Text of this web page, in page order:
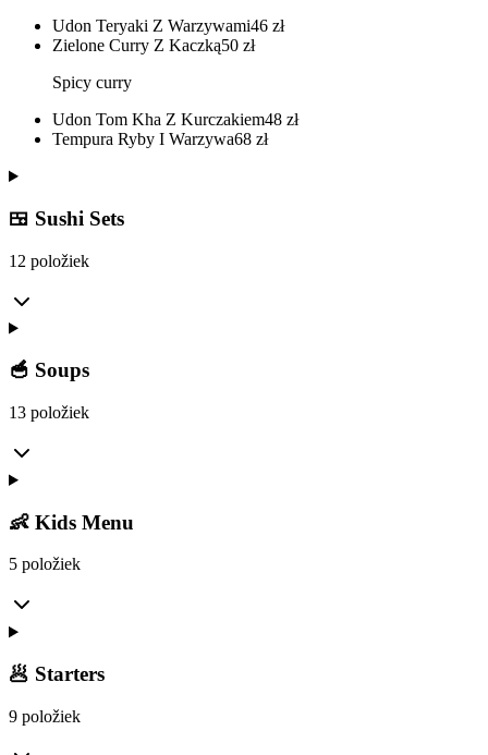
Udon Teryaki Z Warzywami46 zł
Zielone Curry Z Kaczką50 zł
Spicy curry
Udon Tom Kha Z Kurczakiem48 zł
Tempura Ryby I Warzywa68 zł
🍱 Sushi Sets
12 položiek
🥣 Soups
13 položiek
👶 Kids Menu
5 položiek
🥟 Starters
9 položiek